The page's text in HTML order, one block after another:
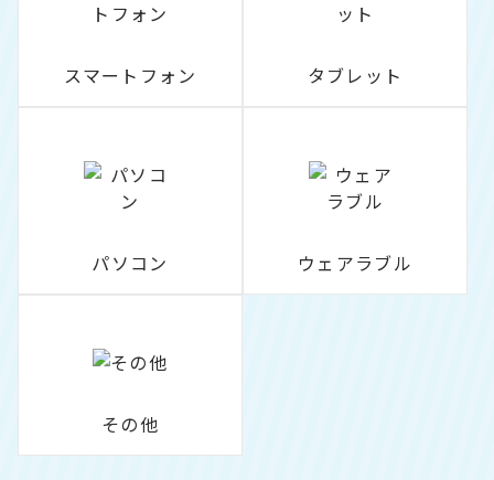
スマートフォン タブレット
パソコン ウェアラブル
その他